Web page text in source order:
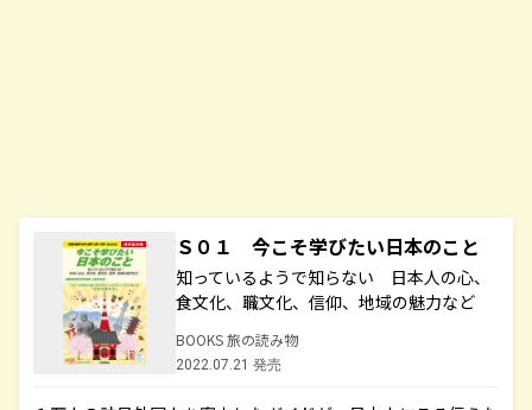
Ｓ０１ 今こそ学びたい日本のこと
知っているようで知らない 日本人の心、
食文化、職文化、信仰、地域の魅力など
BOOKS 旅の読み物
2022.07.21 発売